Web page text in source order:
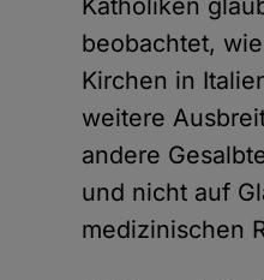
Katholiken
beobachtet,
Kirchen in
weitere
andere
und nicht auf
medizinischen